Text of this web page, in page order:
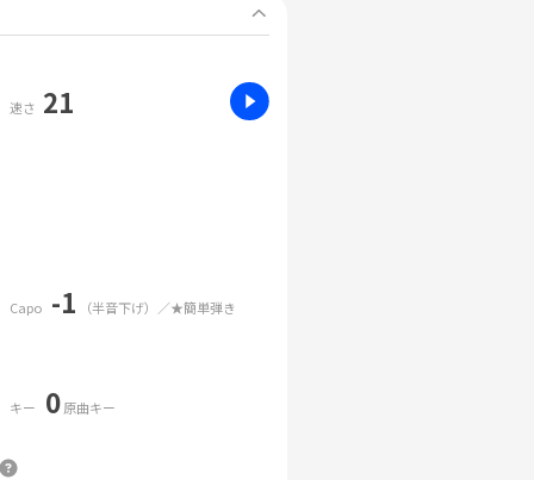
速さ 21
Capo -1 （半音下げ）／★簡単弾き
キー 0原曲キー